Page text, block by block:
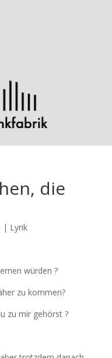
die
| Lyrik
würden ?
zu kommen?
zu mir gehörst ?